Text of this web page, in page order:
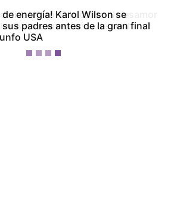
Karol G le canta al desamor
‘No me arrepiento de sentir